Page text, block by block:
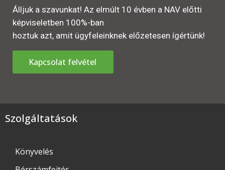
Álljuk a szavunkat! Az elmúlt 10 évben a NAV előtti
képviseletben 100%-ban
hoztuk azt, amit ügyfeleinknek előzetesen ígértünk!
Kapcsolat felvétel
Szolgáltatások
Könyvelés